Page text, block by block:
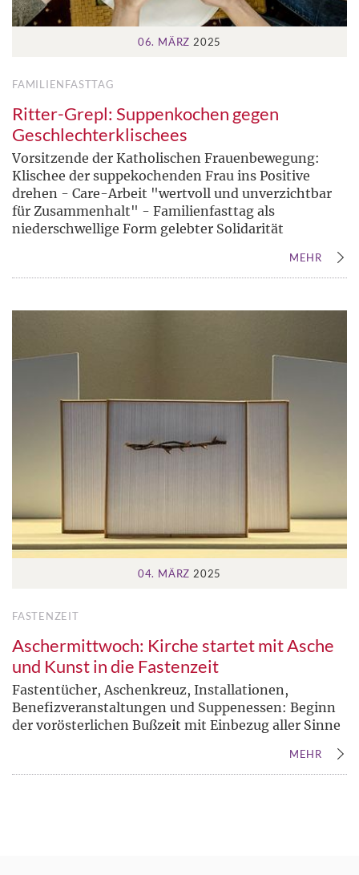
06. MÄRZ 2025
FAMILIENFASTTAG
Ritter-Grepl: Suppenkochen gegen
Geschlechterklischees
Vorsitzende der Katholischen Frauenbewegung:
Klischee der suppekochenden Frau ins Positive
drehen - Care-Arbeit "wertvoll und unverzichtbar
für Zusammenhalt" - Familienfasttag als
niederschwellige Form gelebter Solidarität
MEHR
04. MÄRZ 2025
FASTENZEIT
Aschermittwoch: Kirche startet mit Asche
und Kunst in die Fastenzeit
Fastentücher, Aschenkreuz, Installationen,
Benefizveranstaltungen und Suppenessen: Beginn
der vorösterlichen Bußzeit mit Einbezug aller Sinne
MEHR